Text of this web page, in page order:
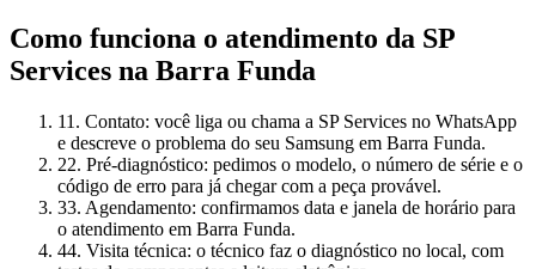
Como funciona o atendimento da SP
Services na Barra Funda
11. Contato: você liga ou chama a SP Services no WhatsApp
e descreve o problema do seu Samsung em Barra Funda.
22. Pré-diagnóstico: pedimos o modelo, o número de série e o
código de erro para já chegar com a peça provável.
33. Agendamento: confirmamos data e janela de horário para
o atendimento em Barra Funda.
44. Visita técnica: o técnico faz o diagnóstico no local, com